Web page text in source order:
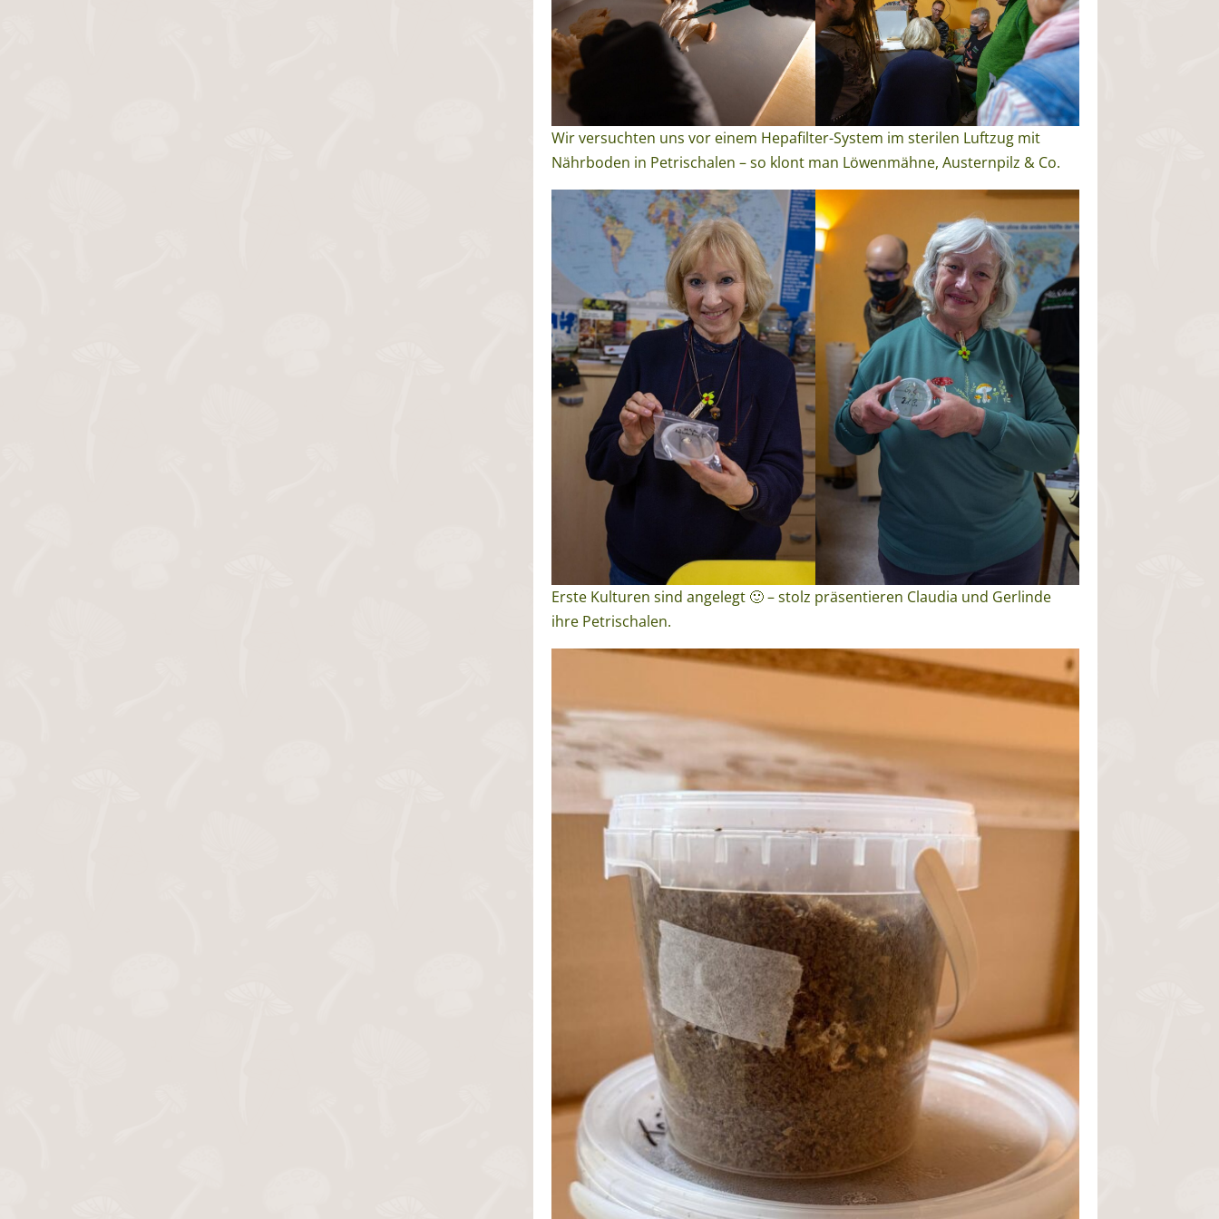
Wir versuchten uns vor einem Hepafilter-System im sterilen Luftzug mit
Nährboden in Petrischalen – so klont man Löwenmähne, Austernpilz & Co.
Erste Kulturen sind angelegt 🙂 – stolz präsentieren Claudia und Gerlinde
ihre Petrischalen.